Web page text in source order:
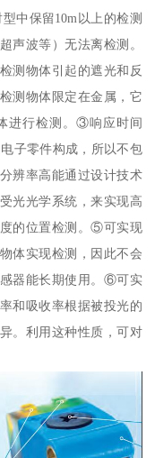
中保留10m以上的检测
声波等）无法离检测。
测物体引起的遮光和反
测物体限定在金属，它
进行检测。③响应时间
子零件构成，所以不包
辨率高能通过设计技术
光光学系统，来实现高
的位置检测。⑤可实现
体实现检测，因此不会
器能长期使用。⑥可实
和吸收率根据被投光的
。利用这种性质，可对